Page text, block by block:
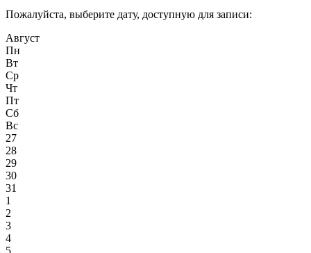
Пожалуйста, выберите дату, доступную для записи:
Август
Пн
Вт
Ср
Чт
Пт
Сб
Вс
27
28
29
30
31
1
2
3
4